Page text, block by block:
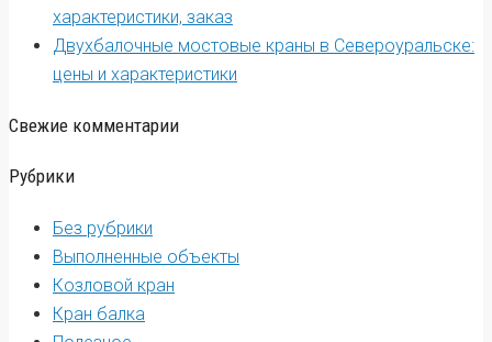
характеристики, заказ
Двухбалочные мостовые краны в Североуральске:
цены и характеристики
Свежие комментарии
Рубрики
Без рубрики
Выполненные объекты
Козловой кран
Кран балка